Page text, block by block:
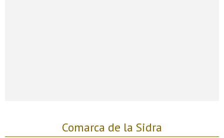
Comarca de la Sidra